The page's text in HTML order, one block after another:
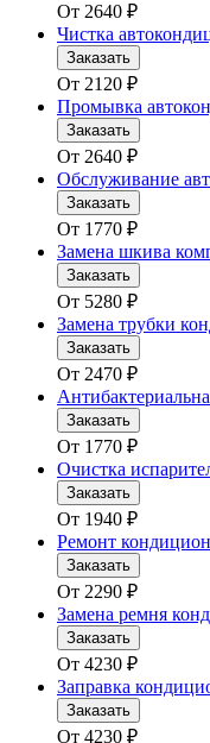
От 2640 ₽
Чистка
Заказать
От 2120 ₽
Промывка
Заказать
От 2640 ₽
Обслуживание
Заказать
От 1770 ₽
Замена шкива
Заказать
От 5280 ₽
Замена трубки
Заказать
От 2470 ₽
Заказать
От 1770 ₽
Очистка
Заказать
От 1940 ₽
Ремонт
Заказать
От 2290 ₽
Замена ремня
Заказать
От 4230 ₽
Заправка
Заказать
От 4230 ₽